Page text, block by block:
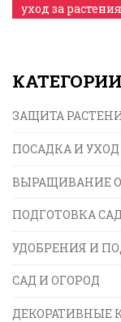
уход за
КАТЕГОРИИ
ЗАЩИТА
ПОСАДКА И
ВЫРАЩИВАНИЕ
ПОДГОТОВКА
УДОБРЕНИЯ И
САД И ОГОРОД
ДЕКОРАТИВНЫЕ